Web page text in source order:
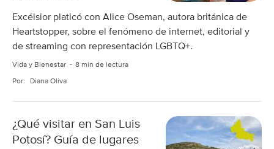
Excélsior platicó con Alice Oseman, autora británica de
Heartstopper, sobre el fenómeno de internet, editorial y
de streaming con representación LGBTQ+.
Vida y Bienestar 8 min de lectura
Por: Diana Oliva
¿Qué visitar en San Luis
Potosí? Guía de lugares